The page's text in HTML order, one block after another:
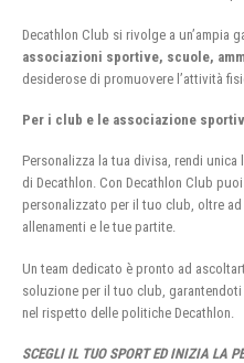
Decathlon Club si rivolge a un’ampia
associazioni sportive, scuole,
desiderose di promuovere l’attività
Per i club e le associazione
Personalizza la tua divisa, rendi
di Decathlon. Con Decathlon Club
personalizzato per il tuo club, oltre
allenamenti e le tue partite.
Un team dedicato è pronto ad
soluzione per il tuo club,
nel rispetto delle politiche Decathlon.
SCEGLI IL TUO SPORT ED INIZIA LA